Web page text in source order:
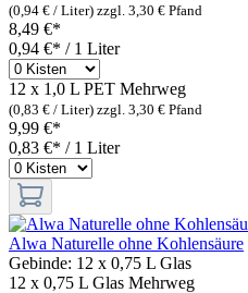
(0,94 € / Liter) zzgl. 3,30 € Pfand
8,49 €*
0,94 €* / 1 Liter
12 x 1,0 L PET Mehrweg
(0,83 € / Liter) zzgl. 3,30 € Pfand
9,99 €*
0,83 €* / 1 Liter
Alwa Naturelle ohne Kohlensäure
Gebinde: 12 x 0,75 L Glas
12 x 0,75 L Glas Mehrweg